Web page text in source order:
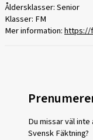
Åldersklasser: Senior
Klasser: FM
Mer information:https://
Du missar väl
Svensk Fäktning?